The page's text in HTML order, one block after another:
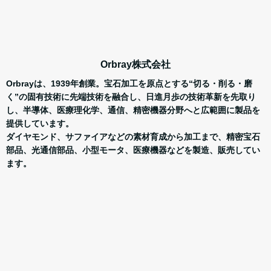
Orbray株式会社
Orbrayは、1939年創業。宝石加工を原点とする“切る・削る・磨
く”の固有技術に先端技術を融合し、日進月歩の技術革新を先取り
し、半導体、医療理化学、通信、精密機器分野へと広範囲に製品を
提供しています。
ダイヤモンド、サファイアなどの素材育成から加工まで、精密宝石
部品、光通信部品、小型モータ、医療機器などを製造、販売してい
ます。